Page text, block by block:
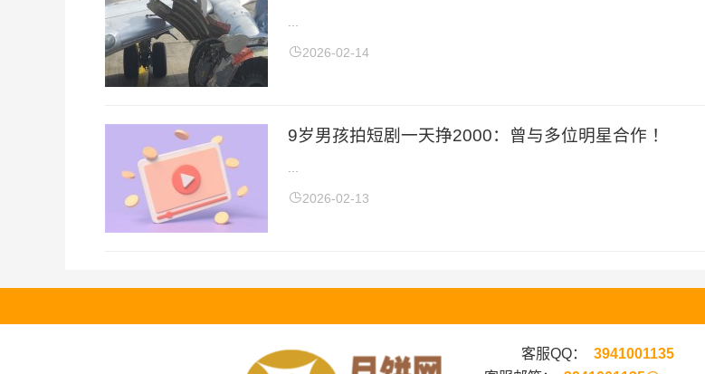
2026-02-14
9岁男孩拍短剧一天挣2000：曾与多位明星合作 ！
2026-02-13
客服QQ：
3941001135